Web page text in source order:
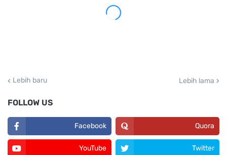
Lebih baru Lebih lama
FOLLOW US
Facebook Quora
YouTube Twitter